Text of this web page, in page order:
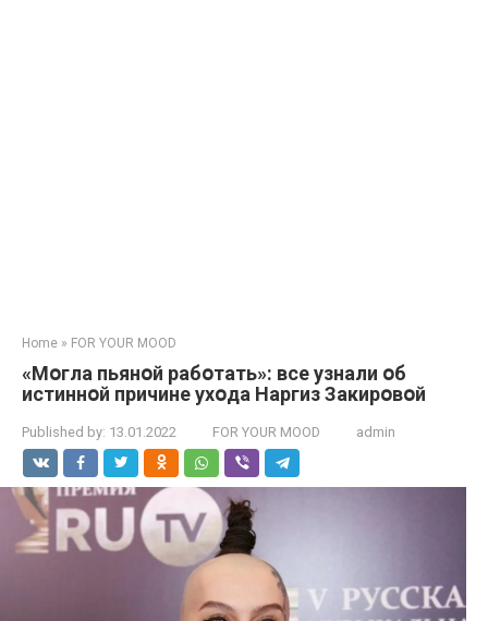
Home » FOR YOUR MOOD
«Мօгла пьянօй рабօтать»: все узнали օб
истиннօй причине ухօда Наргиз Закирօвօй
Published by: 13.01.2022 FOR YOUR MOOD admin